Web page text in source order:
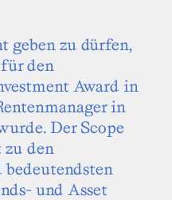
geben zu dürfen,
den
Award in
in
Der Scope
zu den
und Asset